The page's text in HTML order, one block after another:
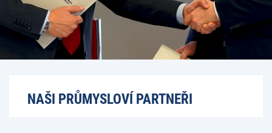
NAŠI PRŮMYSLOVÍ PARTNEŘI